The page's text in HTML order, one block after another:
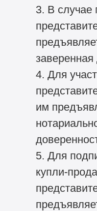
3. В случае
заверенная
4. Для
им
5. Для
купли-